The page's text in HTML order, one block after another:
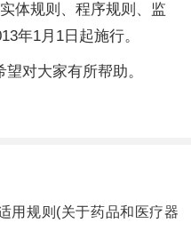
体规则、程序规则、监
年1月1日起施行。
对大家有所帮助。
用规则(关于药品和医疗器